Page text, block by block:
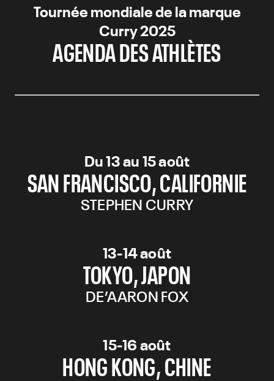
Tournée mondiale de la marque
Curry 2025
AGENDA DES ATHLÈTES
Du 13 au 15 août
SAN FRANCISCO, CALIFORNIE
STEPHEN CURRY
13-14 août
TOKYO, JAPON
DE’AARON FOX
15-16 août
HONG KONG, CHINE